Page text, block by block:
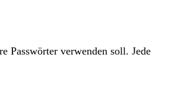
Passwörter verwenden soll. Jede